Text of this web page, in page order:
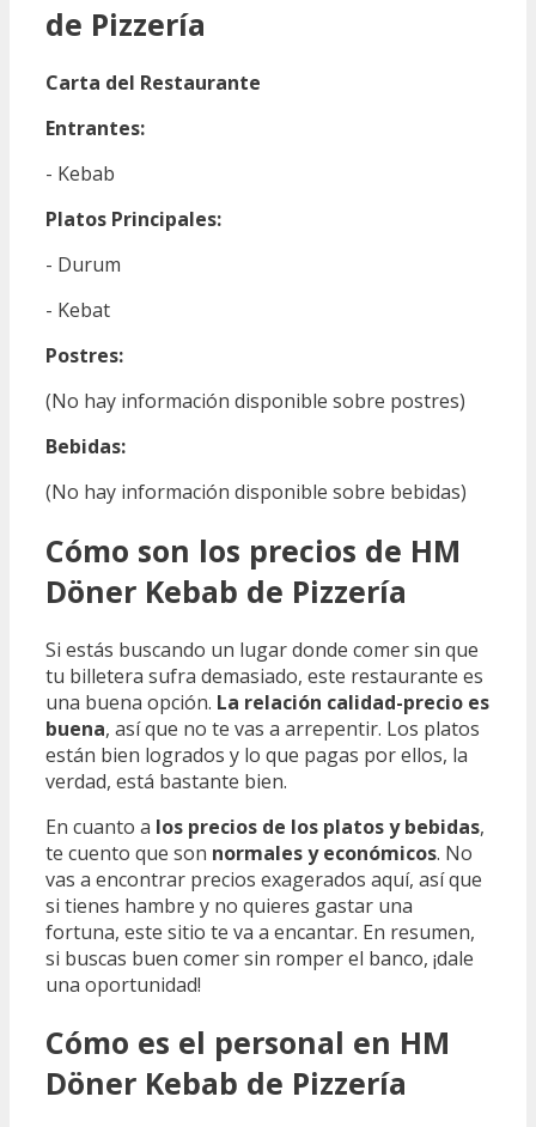
de Pizzería
Carta del Restaurante
Entrantes:
- Kebab
Platos Principales:
- Durum
- Kebat
Postres:
(No hay información disponible sobre postres)
Bebidas:
(No hay información disponible sobre bebidas)
Cómo son los precios de HM
Döner Kebab de Pizzería
Si estás buscando un lugar donde comer sin que
tu billetera sufra demasiado, este restaurante es
una buena opción. La relación calidad-precio es
buena, así que no te vas a arrepentir. Los platos
están bien logrados y lo que pagas por ellos, la
verdad, está bastante bien.
En cuanto a los precios de los platos y bebidas,
te cuento que son normales y económicos. No
vas a encontrar precios exagerados aquí, así que
si tienes hambre y no quieres gastar una
fortuna, este sitio te va a encantar. En resumen,
si buscas buen comer sin romper el banco, ¡dale
una oportunidad!
Cómo es el personal en HM
Döner Kebab de Pizzería